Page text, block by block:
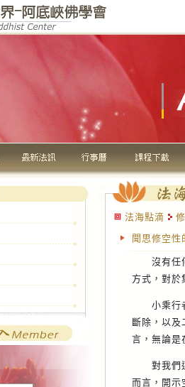
法海點滴
聞思修空性
沒有任何
方式，對於
小乘行者
斷除，以及
言，無論是
對我們這
而言，開示